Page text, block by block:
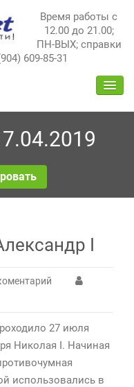
Время работы с
12.00 до 21.00;
ПН-ВЫХ; справки
609-85-31
I
27 июля
Николая I. Начиная
использовались в